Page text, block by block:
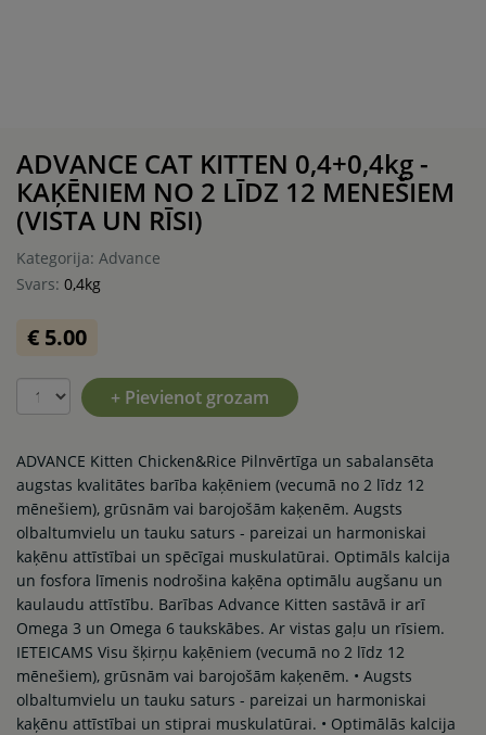
ADVANCE CAT KITTEN 0,4+0,4kg -
КAĶĒNIEM NO 2 LĪDZ 12 MENEŠIEM
(VISTA UN RĪSI)
Kategorija: Advance
Svars: 0,4kg
€ 5.00
+ Pievienot grozam
ADVANCE Kitten Chicken&Rice Pilnvērtīga un sabalansēta
augstas kvalitātes barība kaķēniem (vecumā no 2 līdz 12
mēnešiem), grūsnām vai barojošām kaķenēm. Augsts
olbaltumvielu un tauku saturs - pareizai un harmoniskai
kaķēnu attīstībai un spēcīgai muskulatūrai. Optimāls kalcija
un fosfora līmenis nodrošina kaķēna optimālu augšanu un
kaulaudu attīstību. Barības Advance Kitten sastāvā ir arī
Omega 3 un Omega 6 taukskābes. Ar vistas gaļu un rīsiem.
IETEICAMS Visu šķirņu kaķēniem (vecumā no 2 līdz 12
mēnešiem), grūsnām vai barojošām kaķenēm. • Augsts
olbaltumvielu un tauku saturs - pareizai un harmoniskai
kaķēnu attīstībai un stiprai muskulatūrai. • Optimālās kalcija